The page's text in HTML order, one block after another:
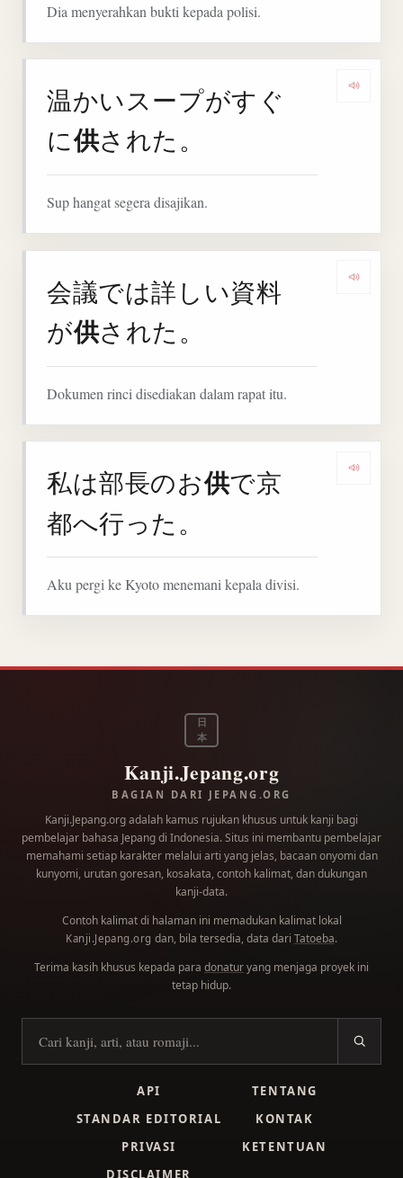
Dia menyerahkan bukti kepada polisi.
温かいスープがすぐ
に供された。
Sup hangat segera disajikan.
会議では詳しい資料
が供された。
Dokumen rinci disediakan dalam rapat itu.
私は部長のお供で京
都へ行った。
Aku pergi ke Kyoto menemani kepala divisi.
日
本
Kanji.Jepang.org
BAGIAN DARI JEPANG.ORG
Kanji.Jepang.org adalah kamus rujukan khusus untuk kanji bagi
pembelajar bahasa Jepang di Indonesia. Situs ini membantu pembelajar
memahami setiap karakter melalui arti yang jelas, bacaan onyomi dan
kunyomi, urutan goresan, kosakata, contoh kalimat, dan dukungan
kanji-data.
Contoh kalimat di halaman ini memadukan kalimat lokal
Kanji.Jepang.org dan, bila tersedia, data dari Tatoeba.
Terima kasih khusus kepada para donaturyang menjaga proyek ini
tetap hidup.
Cari kanji
API
TENTANG
STANDAR EDITORIAL
KONTAK
PRIVASI
KETENTUAN
DISCLAIMER